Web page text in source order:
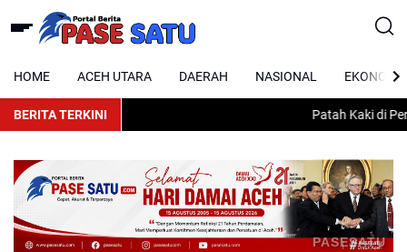
HOME ACEH UTARA DAERAH NASIONAL EKONOMI
BERITA TERKINI Patah Kaki di
PASESATU